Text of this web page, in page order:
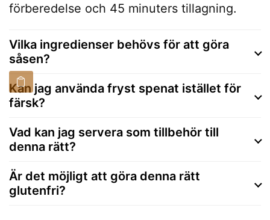
förberedelse och 45 minuters tillagning.
Vilka ingredienser behövs för att göra
såsen?
Kan jag använda fryst spenat istället för
färsk?
Vad kan jag servera som tillbehör till
denna rätt?
Är det möjligt att göra denna rätt
glutenfri?